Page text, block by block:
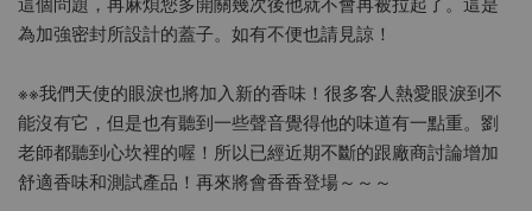
這個問題，再麻煩您多開關幾次後他就不會再被拉起了。這是
為加強密封所設計的蓋子。如有不便也請見諒！
※※我們天使的眼淚也將加入新的香味！很多客人熱愛眼淚到不
能沒有它，但是也有聽到一些聲音覺得他的味道有一點重。劉
老師都聽到心坎裡的喔！所以已經近期不斷的跟廠商討論增加
舒適香味和測試產品！再來將會香香登場～～～